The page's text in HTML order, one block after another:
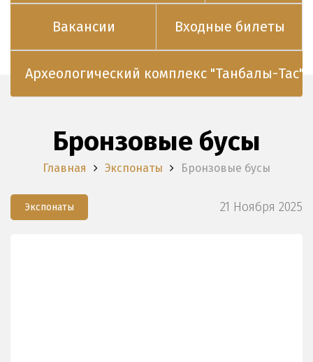
Вакансии Входные билеты
Археологический комплекс "Танбалы-Тас"
Бронзовые бусы
Главная Экспонаты Бронзовые бусы
Экспонаты 21 Ноября 2025